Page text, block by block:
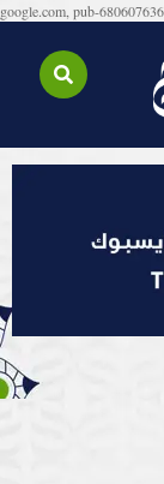
google.com, pub-